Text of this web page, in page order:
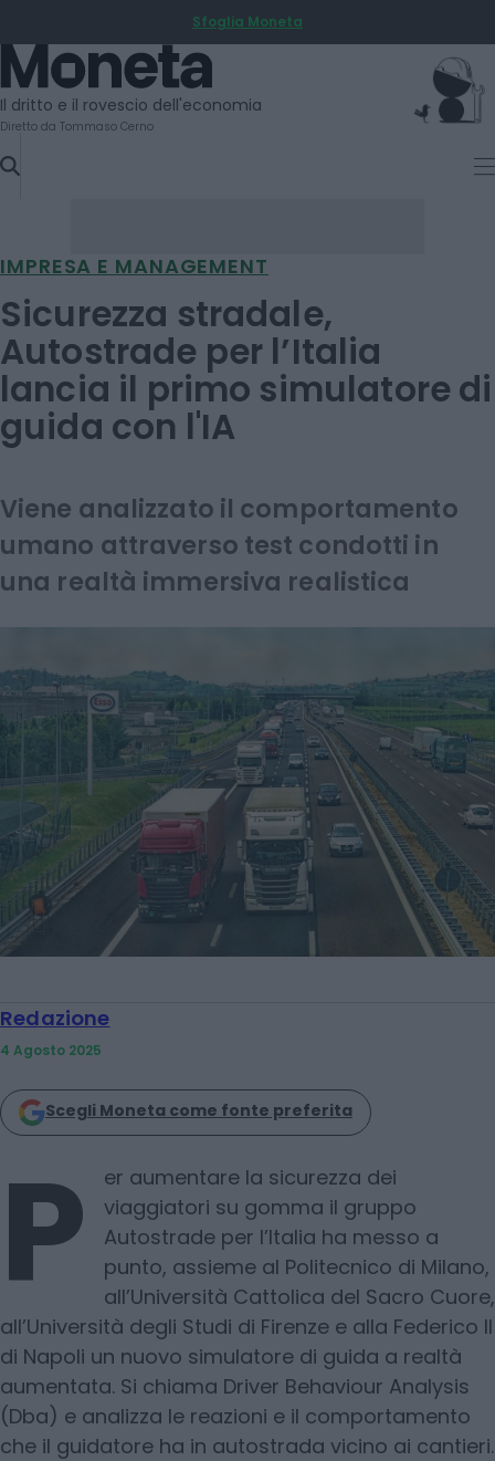
TO
CONTENT
Sfoglia Moneta
Moneta
Il dritto e il rovescio dell'economia
Diretto da Tommaso Cerno
IMPRESA E MANAGEMENT
Sicurezza stradale,
Autostrade per l’Italia
lancia il primo simulatore di
guida con l'IA
Viene analizzato il comportamento
umano attraverso test condotti in
una realtà immersiva realistica
Redazione
4 Agosto 2025
Scegli Moneta come fonte preferita
P
er aumentare la sicurezza dei
viaggiatori su gomma il gruppo
Autostrade per l’Italia ha messo a
punto, assieme al Politecnico di Milano,
all’Università Cattolica del Sacro Cuore,
all’Università degli Studi di Firenze e alla Federico II
di Napoli un nuovo simulatore di guida a realtà
aumentata. Si chiama Driver Behaviour Analysis
(Dba) e analizza le reazioni e il comportamento
che il guidatore ha in autostrada vicino ai cantieri.